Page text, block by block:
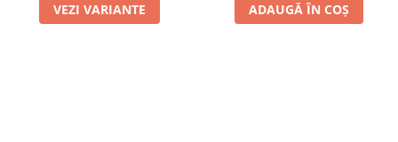
VEZI VARIANTE ADAUGĂ ÎN COȘ